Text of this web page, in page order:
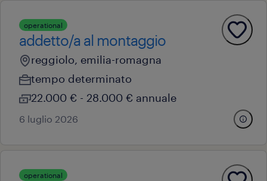
operational
addetto/a al montaggio
reggiolo, emilia-romagna
tempo determinato
22.000 € - 28.000 € annuale
6 luglio 2026
operational